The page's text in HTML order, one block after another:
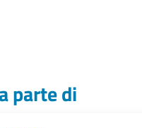
parte di